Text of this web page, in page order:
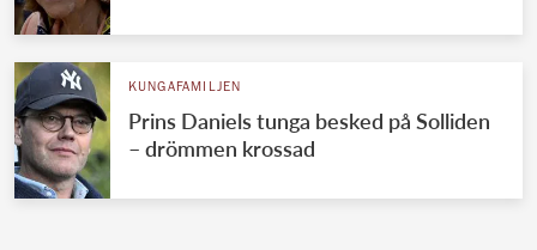
KUNGAFAMILJEN
Prins Daniels tunga besked på Solliden
– drömmen krossad